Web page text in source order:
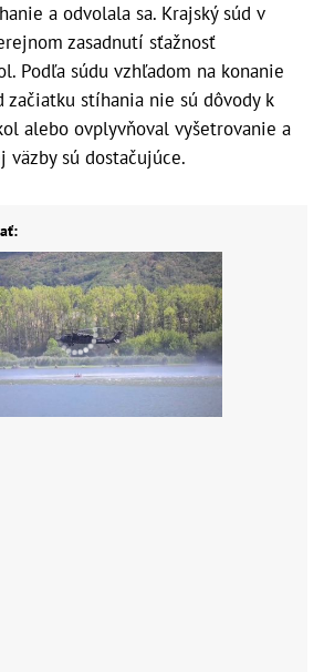
a odvolala sa. Krajský súd v
zasadnutí sťažnosť
Podľa súdu vzhľadom na konanie
začiatku stíhania nie sú dôvody k
alebo ovplyvňoval vyšetrovanie a
väzby sú dostačujúce.